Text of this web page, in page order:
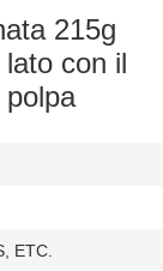
215g
con il
ETC.